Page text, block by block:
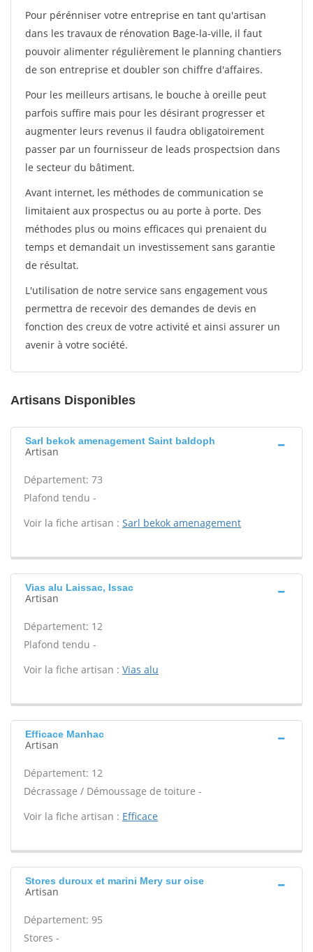
Pour pérénniser votre entreprise en tant qu'artisan
dans les travaux de rénovation Bage-la-ville, il faut
pouvoir alimenter régulièrement le planning chantiers
de son entreprise et doubler son chiffre d'affaires.
Pour les meilleurs artisans, le bouche à oreille peut
parfois suffire mais pour les désirant progresser et
augmenter leurs revenus il faudra obligatoirement
passer par un fournisseur de leads prospectsion dans
le secteur du bâtiment.
Avant internet, les méthodes de communication se
limitaient aux prospectus ou au porte à porte. Des
méthodes plus ou moins efficaces qui prenaient du
temps et demandait un investissement sans garantie
de résultat.
L'utilisation de notre service sans engagement vous
permettra de recevoir des demandes de devis en
fonction des creux de votre activité et ainsi assurer un
avenir à votre société.
Artisans Disponibles
Sarl bekok amenagement Saint baldoph
Artisan
Département: 73
Plafond tendu -
Voir la fiche artisan : Sarl bekok amenagement
Vias alu Laissac, Issac
Artisan
Département: 12
Plafond tendu -
Voir la fiche artisan : Vias alu
Efficace Manhac
Artisan
Département: 12
Décrassage / Démoussage de toiture -
Voir la fiche artisan : Efficace
Stores duroux et marini Mery sur oise
Artisan
Département: 95
Stores -